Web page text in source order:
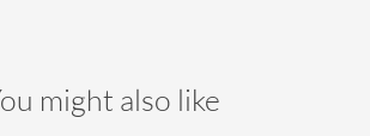
might also like